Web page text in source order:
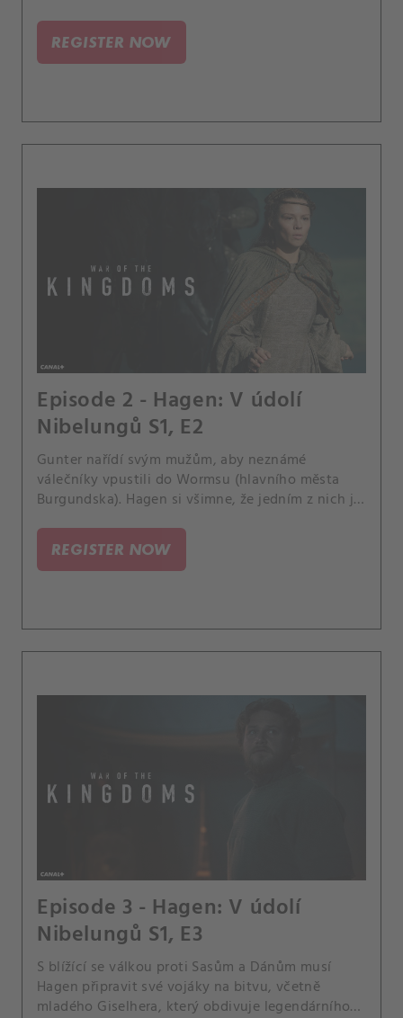
chlapcem, kterého zachránil z padlého království,
Hagenem z Tronje.
REGISTER NOW
Episode 2 - Hagen: V údolí
Nibelungů S1, E2
Gunter nařídí svým mužům, aby neznámé
válečníky vpustili do Wormsu (hlavního města
Burgundska). Hagen si všimne, že jedním z nich je
REGISTER NOW
Episode 3 - Hagen: V údolí
Nibelungů S1, E3
S blížící se válkou proti Sasům a Dánům musí
Hagen připravit své vojáky na bitvu, včetně
mladého Giselhera, který obdivuje legendárního